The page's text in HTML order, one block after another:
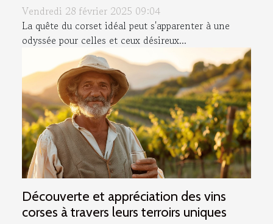
Vendredi 28 février 2025 09:04
La quête du corset idéal peut s'apparenter à une
odyssée pour celles et ceux désireux...
Découverte et appréciation des vins
corses à travers leurs terroirs uniques